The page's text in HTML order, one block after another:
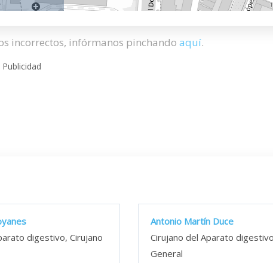
incorrectos, infórmanos pinchando aquí.
Publicidad
digestivo, Cirujano
Antonio Martín Duce
Cirujano del Aparato
General